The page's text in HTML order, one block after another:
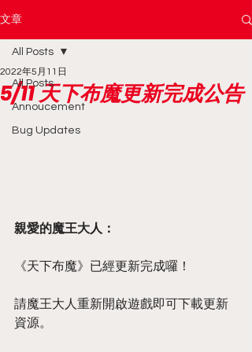
文章
All Posts
Annoucement
Bug Updates
All Posts
5/11 天下布魔更新完成公告
2022年5月11日
親愛的魔王大人：
《天下布魔》已經更新完成囉！
請魔王大人重新開啟遊戲即可下載更新
資源。